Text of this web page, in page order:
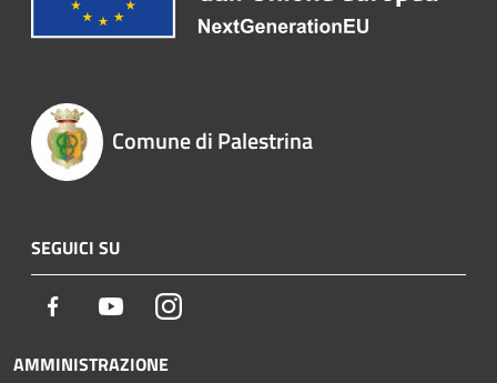
Comune di Palestrina
SEGUICI SU
Facebook YoutubeInstagram
AMMINISTRAZIONE